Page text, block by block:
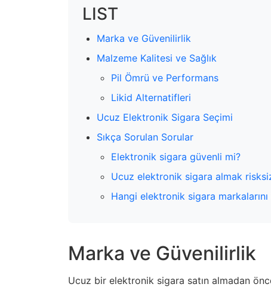
LIST
Marka ve Güvenilirlik
Malzeme Kalitesi ve Sağlık
Pil Ömrü ve Performans
Likid Alternatifleri
Ucuz Elektronik Sigara Seçimi
Sıkça Sorulan Sorular
Elektronik sigara güvenli mi?
Ucuz elektronik sigara almak
Hangi elektronik sigara
Marka ve Güvenilirlik
Ucuz bir elektronik sigara satın almadan